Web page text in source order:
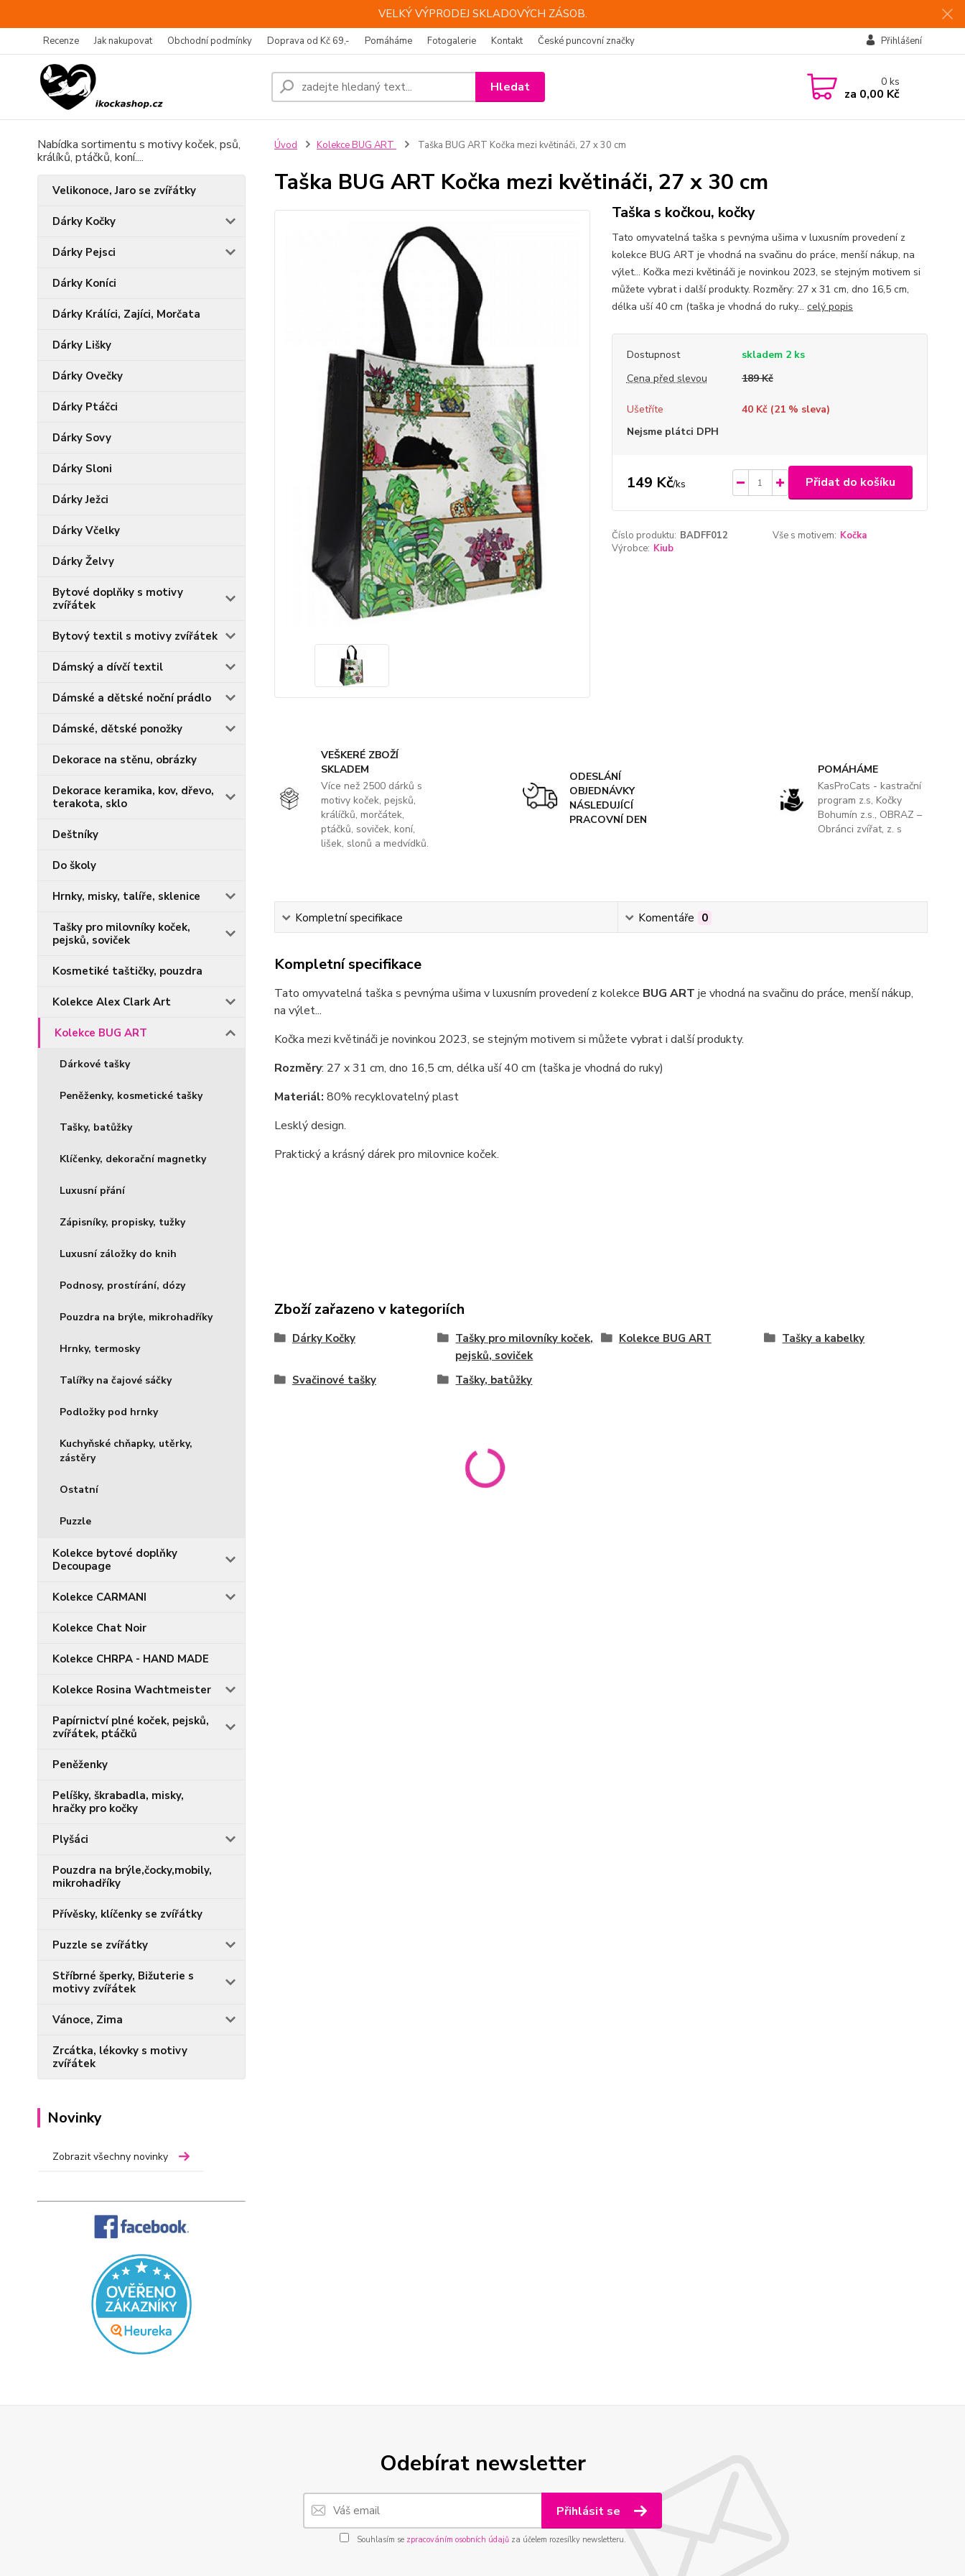
VELKÝ VÝPRODEJ SKLADOVÝCH ZÁSOB.
Recenze Jak nakupovat Obchodní podmínky Doprava od Kč 69,- Pomáháme Fotogalerie Kontakt České puncovní značky Přihlášení
Hledat 0ks
za 0,00 Kč
Nabídka sortimentu s motivy koček, psů,
králíků, ptáčků, koní....
Velikonoce, Jaro se zvířátky
Dárky Kočky
Dárky Pejsci
Dárky Koníci
Dárky Králíci, Zajíci, Morčata
Dárky Lišky
Dárky Ovečky
Dárky Ptáčci
Dárky Sovy
Dárky Sloni
Dárky Ježci
Dárky Včelky
Dárky Želvy
Bytové doplňky s motivy
zvířátek
Bytový textil s motivy zvířátek
Dámský a dívčí textil
Dámské a dětské noční prádlo
Dámské, dětské ponožky
Dekorace na stěnu, obrázky
Dekorace keramika, kov, dřevo,
terakota, sklo
Deštníky
Do školy
Hrnky, misky, talíře, sklenice
Tašky pro milovníky koček,
pejsků, soviček
Kosmetiké taštičky, pouzdra
Kolekce Alex Clark Art
Kolekce BUG ART
Dárkové tašky
Peněženky, kosmetické tašky
Tašky, batůžky
Klíčenky, dekorační magnetky
Luxusní přání
Zápisníky, propisky, tužky
Luxusní záložky do knih
Podnosy, prostírání, dózy
Pouzdra na brýle, mikrohadříky
Hrnky, termosky
Talířky na čajové sáčky
Podložky pod hrnky
Kuchyňské chňapky, utěrky,
zástěry
Ostatní
Puzzle
Kolekce bytové doplňky
Decoupage
Kolekce CARMANI
Kolekce Chat Noir
Kolekce CHRPA - HAND MADE
Kolekce Rosina Wachtmeister
Papírnictví plné koček, pejsků,
zvířátek, ptáčků
Peněženky
Pelíšky, škrabadla, misky,
hračky pro kočky
Plyšáci
Pouzdra na brýle,čocky,mobily,
mikrohadříky
Přívěsky, klíčenky se zvířátky
Puzzle se zvířátky
Stříbrné šperky, Bižuterie s
motivy zvířátek
Vánoce, Zima
Zrcátka, lékovky s motivy
zvířátek
Novinky
Zobrazit všechny novinky
Úvod Kolekce BUG ART Taška BUG ART Kočka mezi květináči, 27 x 30 cm
Taška BUG ART Kočka mezi květináči, 27 x 30 cm
Taška s kočkou, kočky
Tato omyvatelná taška s pevnýma ušima v luxusním provedení z
kolekce BUG ART je vhodná na svačinu do práce, menší nákup, na
výlet... Kočka mezi květináči je novinkou 2023, se stejným motivem si
můžete vybrat i další produkty. Rozměry: 27 x 31 cm, dno 16,5 cm,
délka uší 40 cm (taška je vhodná do ruky... celý popis
Dostupnost
skladem 2 ks
Cena před slevou
189 Kč
Ušetříte 40 Kč (21% sleva)
Nejsme plátci DPH
149 Kč/ks Přidat do košíku
Číslo produktu: BADFF012 Vše s motivem: Kočka
Výrobce: Kiub
VEŠKERÉ ZBOŽÍ
SKLADEM
Více než 2500 dárků s
motivy koček, pejsků,
králíčků, morčátek,
ptáčků, soviček, koní,
lišek, slonů a medvídků.
ODESLÁNÍ
OBJEDNÁVKY
NÁSLEDUJÍCÍ
PRACOVNÍ DEN
POMÁHÁME
KasProCats - kastrační
program z.s, Kočky
Bohumín z.s., OBRAZ –
Obránci zvířat, z. s
Kompletní specifikace Komentáře 0
Kompletní specifikace
Tato omyvatelná taška s pevnýma ušima v luxusním provedení z kolekce BUG ART je vhodná na svačinu do práce, menší nákup,
na výlet...
Kočka mezi květináči je novinkou 2023, se stejným motivem si můžete vybrat i další produkty.
Rozměry: 27 x 31 cm, dno 16,5 cm, délka uší 40 cm (taška je vhodná do ruky)
Materiál: 80% recyklovatelný plast
Lesklý design.
Praktický a krásný dárek pro milovnice koček.
Zboží zařazeno v kategoriích
Dárky Kočky
Tašky pro milovníky koček,
pejsků, soviček
Kolekce BUG ART Tašky a kabelky
Svačinové tašky Tašky, batůžky
Odebírat newsletter
Přihlásit se
Souhlasím se zpracováním osobních údajůza účelem rozesílky newsletteru.